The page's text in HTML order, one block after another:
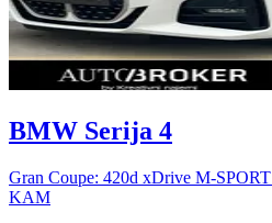
BMW Serija 4
Gran Coupe: 420d xDrive M-
KAM